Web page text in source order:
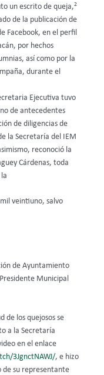
un escrito de queja,2
de la publicación de
Facebook, en el perfil
por hechos
así como por la
durante el
Ejecutiva tuvo
de antecedentes
de diligencias de
la Secretaría del IEM
reconoció la
Cárdenas, toda
veintiuno, salvo
de Ayuntamiento
Municipal
de los quejosos se
a la Secretaría
en el enlace
3JgnctNAWJ/, e hizo
de su representante